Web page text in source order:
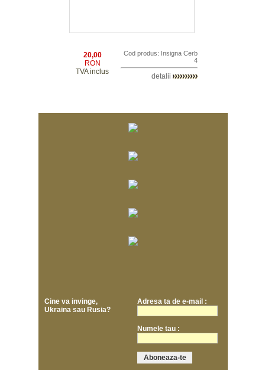
20,00
RON
TVA inclus
Cod produs: Insigna Cerb
4
detalii
Cine va invinge,
Ukraina sau Rusia?
Adresa ta de e-mail :
Numele tau :